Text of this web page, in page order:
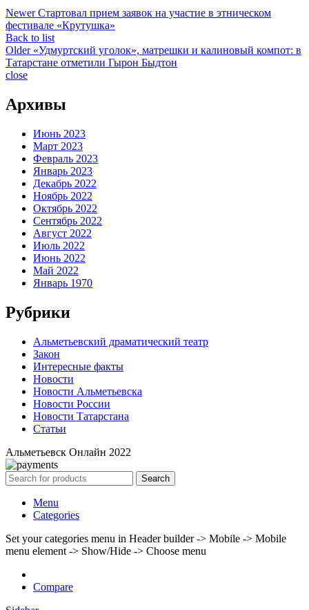
Newer Стартовал прием заявок на участие в этническом
фестивале «Крутушка»
Back to list
Older «Удмуртский уголок», матрешки и калиновый компот: в
Татарстане отметили Гырон Быдтон
close
Архивы
Июнь 2023
Март 2023
Февраль 2023
Январь 2023
Декабрь 2022
Ноябрь 2022
Октябрь 2022
Сентябрь 2022
Август 2022
Июль 2022
Июнь 2022
Май 2022
Январь 1970
Рубрики
Альметьевский драматический театр
Закон
Интересные факты
Новости
Новости Альметьевска
Новости России
Новости Татарстана
Статьи
Альметьевск Онлайн 2022
Search
Menu
Categories
Set your categories menu in Header builder -> Mobile -> Mobile
menu element -> Show/Hide -> Choose menu
Compare